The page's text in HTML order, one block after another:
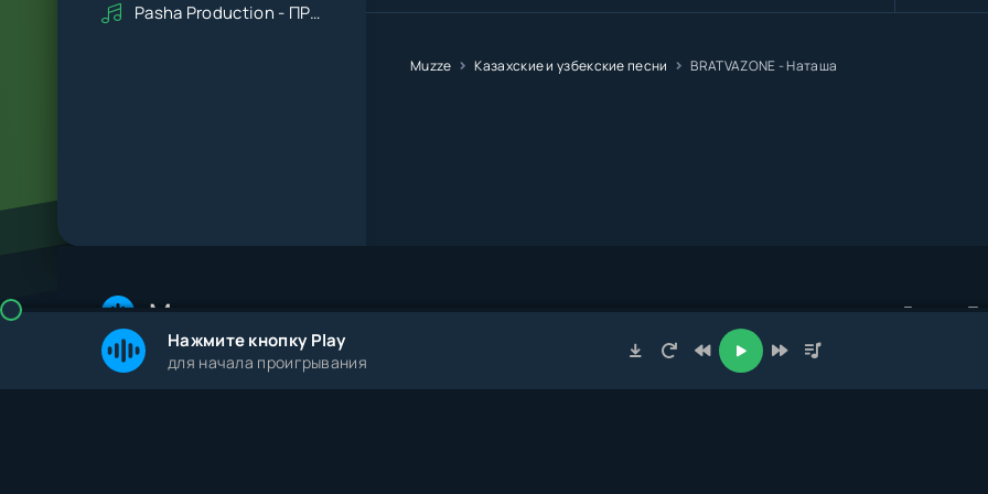
Muzze Казахские и узбекские песни BRATVAZONE - Наташа
Pasha Production - ПРАВДУ СКАЖИ
Muzze Главная
© 2026 Muzze.net. Все права защищены. Администрация: admin@muzze.net
Нажмите кнопку Play
для начала проигрывания